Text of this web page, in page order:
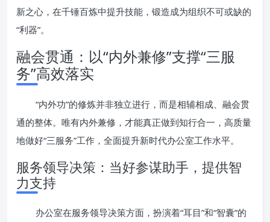
新之心，在千锤百炼中提升技能，锻造成为组织不可或缺的
“利器”。
融会贯通：以“内外兼修”支撑“三服
务”高效落实
“内外功”的修炼并非独立进行，而是相辅相成、融会贯
通的整体。唯有内外兼修，才能真正做到知行合一，高质量
地做好“三服务”工作，全面提升新时代办公室工作水平。
服务领导决策：当好参谋助手，提供智
力支持
办公室在服务领导决策方面，扮演着“耳目”和“智囊”的